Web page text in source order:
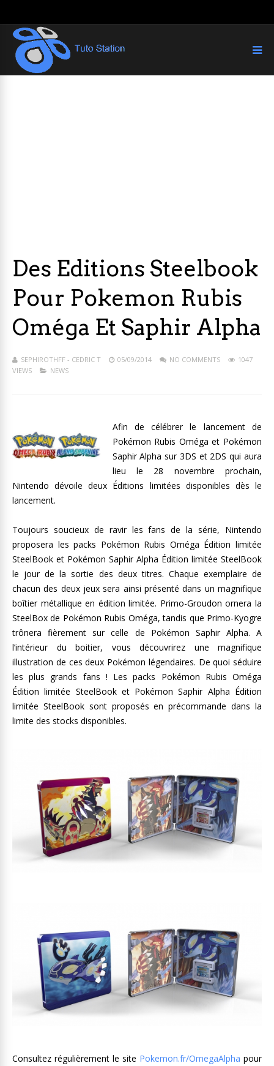
Des Editions Steelbook
Pour Pokemon Rubis
Oméga Et Saphir Alpha
SEPHIROTHFF - CEDRIC T 05/09/2014 NO COMMENTS
1047
VIEWS
NEWS
Afin de célébrer le lancement de
Pokémon Rubis Oméga et Pokémon
Saphir Alpha sur 3DS et 2DS qui aura
lieu le 28 novembre prochain,
Nintendo dévoile deux Éditions limitées disponibles dès le
lancement.
Toujours soucieux de ravir les fans de la série, Nintendo
proposera les packs Pokémon Rubis Oméga Édition limitée
SteelBook et Pokémon Saphir Alpha Édition limitée SteelBook
le jour de la sortie des deux titres. Chaque exemplaire de
chacun des deux jeux sera ainsi présenté dans un magnifique
boîtier métallique en édition limitée. Primo-Groudon ornera la
SteelBox de Pokémon Rubis Oméga, tandis que Primo-Kyogre
trônera fièrement sur celle de Pokémon Saphir Alpha. A
l’intérieur du boitier, vous découvrirez une magnifique
illustration de ces deux Pokémon légendaires. De quoi séduire
les plus grands fans ! Les packs Pokémon Rubis Oméga
Édition limitée SteelBook et Pokémon Saphir Alpha Édition
limitée SteelBook sont proposés en précommande dans la
limite des stocks disponibles.
Consultez régulièrement le site Pokemon.fr/OmegaAlpha pour